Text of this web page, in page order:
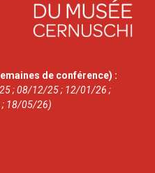
de conférence) :
; 08/12/25 ; 12/01/26 ;
18/05/26)